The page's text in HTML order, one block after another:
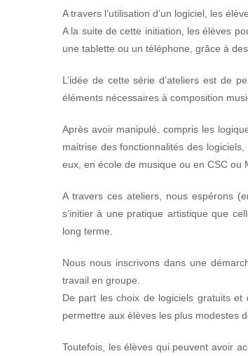
A travers l’utilisation d’un logiciel, les
A la suite de cette initiation, les élèves
une tablette ou un téléphone, grâce à
L’idée de cette série d’ateliers est de
éléments nécessaires à composition
Après avoir manipulé, compris les
maitrise des fonctionnalités des
eux, en école de musique ou en CSC ou
A travers ces ateliers, nous espérons
s’initier à une pratique artistique que
long terme.
Nous nous inscrivons dans une
travail en groupe.
De part les choix de logiciels gratuits
permettre aux élèves les plus modestes
Toutefois, les élèves qui peuvent avoir